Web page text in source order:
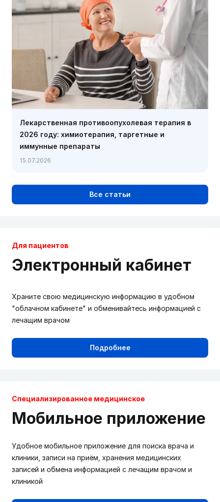
Лекарственная противоопухолевая терапия в
2026 году: химиотерапия, таргетные и
иммунные препараты
15.07.2026
Все статьи
Для пациентов
Электронный кабинет
Храните свою медицинскую информацию в удобном
"облачном кабинете" и обменивайтесь информацией с
лечащим врачом
Подробнее
Cпециализированное медицинское
Мобильное приложение
Удобное мобильное приложение для поиска врача и
клиники, записи на приём, хранения медицинских
записей и обмена информацией с лечащим врачом и
клиникой